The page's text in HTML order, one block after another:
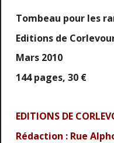
Tombeau pour les
Editions de
Mars 2010
144 pages, 30 €
EDITIONS DE
Rédaction : Rue